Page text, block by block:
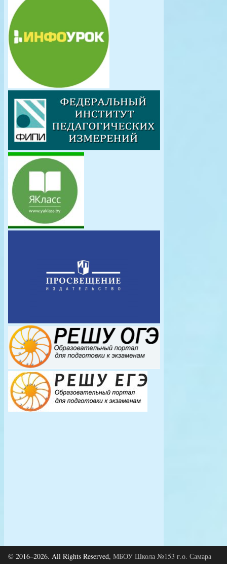
© 2016–2026. All Rights Reserved, МБОУ Школа №153 г.о. Самара